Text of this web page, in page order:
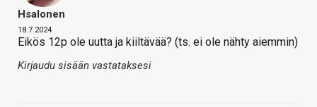
Hsalonen
18.7.2024
Eikös 12p ole uutta ja kiiltävää? (ts. ei ole nähty aiemmin)
Kirjaudu sisään vastataksesi